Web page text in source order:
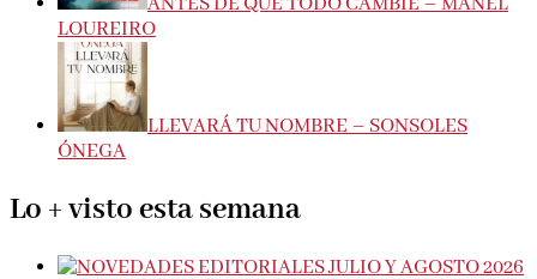
LOUREIRO
LLEVARÁ TU NOMBRE – SONSOLES
ÓNEGA
Lo + visto esta semana